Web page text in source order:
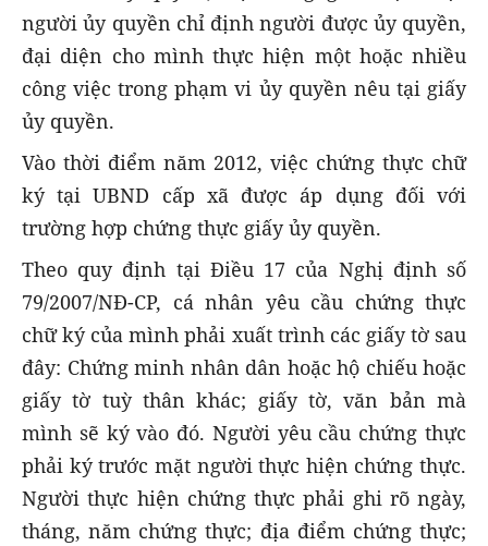
người ủy quyền chỉ định người được ủy quyền,
đại diện cho mình thực hiện một hoặc nhiều
công việc trong phạm vi ủy quyền nêu tại giấy
ủy quyền.
Vào thời điểm năm 2012, việc chứng thực chữ
ký tại UBND cấp xã được áp dụng đối với
trường hợp chứng thực giấy ủy quyền.
Theo quy định tại Điều 17 của Nghị định số
79/2007/NĐ-CP, cá nhân yêu cầu chứng thực
chữ ký của mình phải xuất trình các giấy tờ sau
đây: Chứng minh nhân dân hoặc hộ chiếu hoặc
giấy tờ tuỳ thân khác; giấy tờ, văn bản mà
mình sẽ ký vào đó. Người yêu cầu chứng thực
phải ký trước mặt người thực hiện chứng thực.
Người thực hiện chứng thực phải ghi rõ ngày,
tháng, năm chứng thực; địa điểm chứng thực;